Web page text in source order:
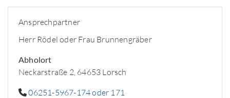
Ansprechpartner
Herr Rödel oder Frau Brunnengräber
Abholort
Neckarstraße 2, 64653 Lorsch
06251-5967-174 oder 171